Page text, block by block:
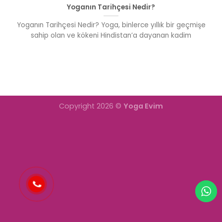
Yoganın Tarihçesi Nedir?
Yoganın Tarihçesi Nedir? Yoga, binlerce yıllık bir geçmişe
sahip olan ve kökeni Hindistan’a dayanan kadim
Copyright 2026 © Yoga Evim